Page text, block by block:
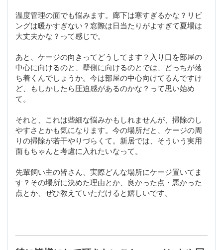
温度管理の面でも悩みます。廊下は寒すぎるかな？リビ
ングは暖かすぎない？窓際は日当たりがよすぎて夏場は
大丈夫かな？って感じで。
あと、ケージの向きってどうしてます？入り口を部屋の
中心に向けるのと、壁側に向けるのとでは、どっちが落
ち着くんでしょうか。今は部屋の中心向けてるんですけ
ど、もしかしたら圧迫感があるのかな？って思い始め
て。
それと、これは些細な悩みかもしれませんが、掃除のし
やすさとかも気になります。今の場所だと、ケージの周
りの掃除が若干やりづらくて。新居では、そういう実用
面もちゃんと考慮に入れたいなって。
先輩飼い主の皆さん、実際どんな場所にケージ置いてま
す？その場所に決めた理由とか、良かった点・悪かった
点とか、ぜひ教えていただけると嬉しいです。